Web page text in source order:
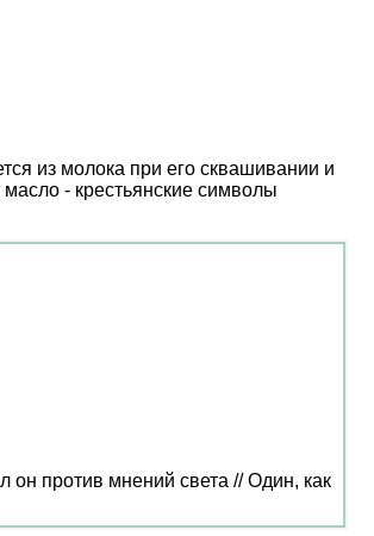
из молока при его сквашивании и
- крестьянские символы
против мнений света // Один, как